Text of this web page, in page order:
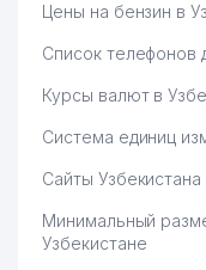
Цены на бензин в
Список телефонов
Курсы валют в
Система единиц
Сайты Узбекистана
Минимальный
Узбекистане